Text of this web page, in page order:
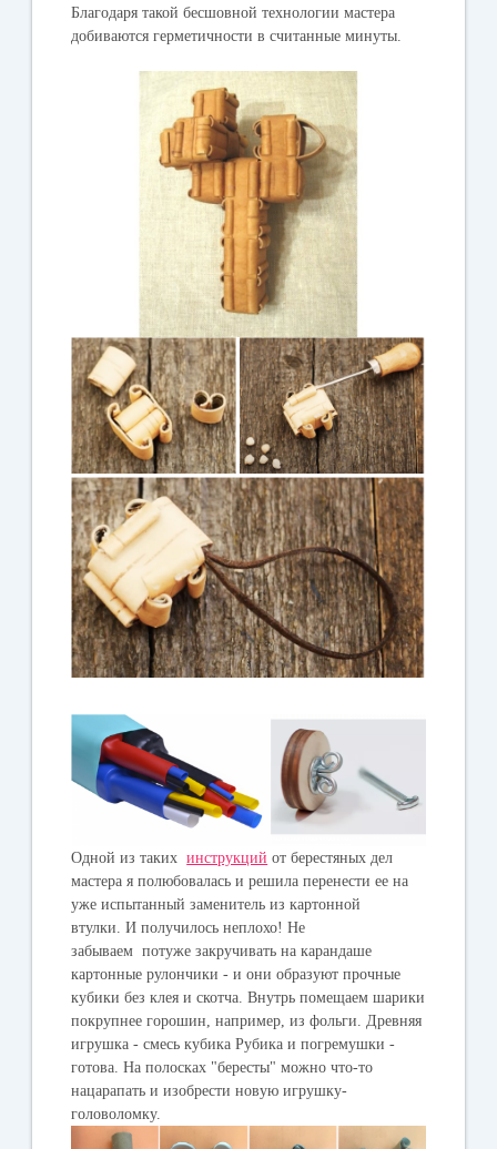
Благодаря такой бесшовной технологии мастера
добиваются герметичности в считанные минуты.
Одной из такихинструкций от берестяных дел
мастера я полюбовалась и решила перенести ее на
уже испытанный заменитель из картонной
втулки. И получилось неплохо! Не
забываем потуже закручивать на карандаше
картонные рулончики - и они образуют прочные
кубики без клея и скотча. Внутрь помещаем шарики
покрупнее горошин, например, из фольги. Древняя
игрушка - смесь кубика Рубика и погремушки -
готова. На полосках "бересты" можно что-то
нацарапать и изобрести новую игрушку-
головоломку.